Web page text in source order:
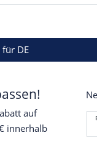
DE
auf
innerhalb